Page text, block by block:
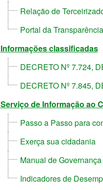
Relação de
Portal da Transparência
Informações classificadas
DECRETO Nº 7.724,
DECRETO Nº 7.845,
Serviço de Informação ao
Passo a Passo para
Exerça sua cidadania
Manual de
Indicadores de